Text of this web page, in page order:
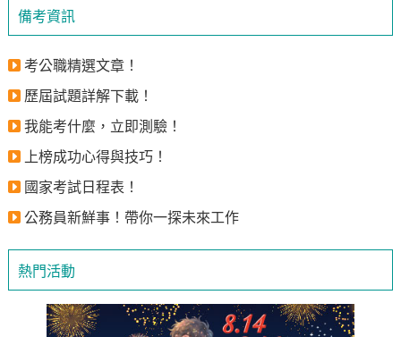
備考資訊
考公職精選文章！
歷屆試題詳解下載！
我能考什麼，立即測驗！
上榜成功心得與技巧！
國家考試日程表！
公務員新鮮事！帶你一探未來工作
熱門活動